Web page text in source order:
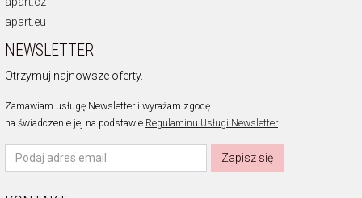
apart.eu
NEWSLETTER
Otrzymuj najnowsze oferty.
Zamawiam usługę Newsletter i wyrażam zgodę
na świadczenie jej na podstawie Regulaminu Usługi Newsletter
Zapisz się